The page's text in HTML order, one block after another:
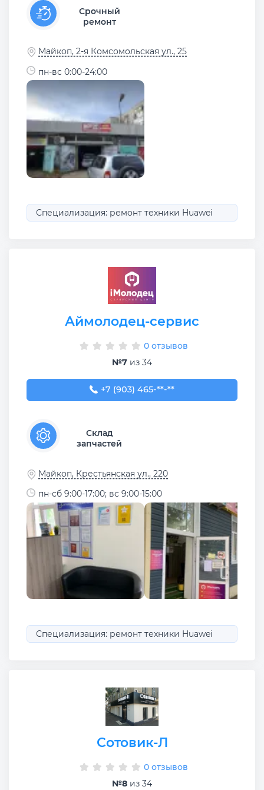
Срочный
ремонт
Майкоп, 2-я Комсомольская ул., 25
пн-вс 0:00-24:00
Специализация: ремонт техники Huawei
Аймолодец-сервис
0 отзывов
№7 из 34
+7 (903) 465-35-93
+7 (903) 465-**-**
Склад
запчастей
Майкоп, Крестьянская ул., 220
пн-сб 9:00-17:00; вс 9:00-15:00
Специализация: ремонт техники Huawei
Сотовик-Л
0 отзывов
№8 из 34